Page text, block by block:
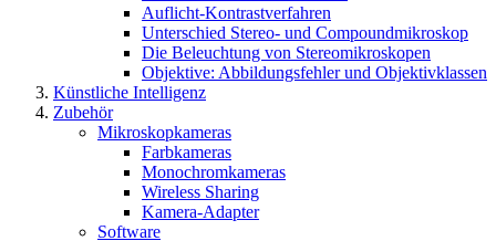
Auflicht-Kontrastverfahren
Unterschied Stereo- und Compoundmikroskop
Die Beleuchtung von Stereomikroskopen
Objektive: Abbildungsfehler und Objektivklassen
Künstliche Intelligenz
Zubehör
Mikroskopkameras
Farbkameras
Monochromkameras
Wireless Sharing
Kamera-Adapter
Software